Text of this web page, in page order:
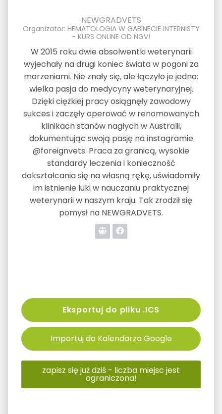
NEWGRADVETS
Organizator: HEMATOLOGIA W GABINECIE INTERNISTY
- KURS ONLINE OD NGV!
W 2015 roku dwie absolwentki weterynarii
wyjechały na drugi koniec świata w pogoni za
marzeniami. Nie znały się, ale łączyło je jedno:
wielka pasja do medycyny weterynaryjnej.
Dzięki ciężkiej pracy osiągnęły zawodowy
sukces i zaczęły operować w renomowanych
klinikach stanów nagłych w Australii,
dokumentując swoją pasję na instagramie
@foreignvets. Praca za granicą, wysokie
standardy leczenia i konieczność
dokształcania się na własną rękę, uświadomiły
im istnienie luki w nauczaniu praktycznej
weterynarii w naszym kraju. Tak zrodził się
pomysł na NEWGRADVETS.
Eksportuj do pliku .ICS
Importuj do Kalendarza Google
zapisz się już dziś - liczba miejsc jest
ograniczona!